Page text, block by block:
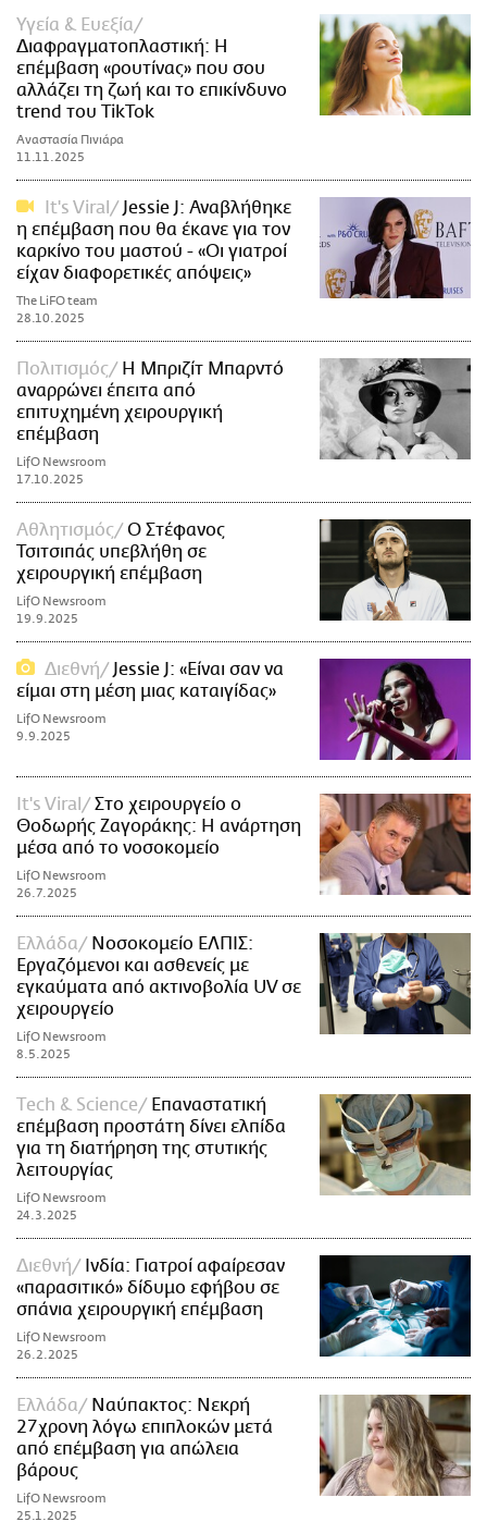
Υγεία & Ευεξία
Διαφραγματοπλαστική: Η
επέμβαση «ρουτίνας» που σου
αλλάζει τη ζωή και το επικίνδυνο
trend του TikTok
Αναστασία Πινιάρα
11.11.2025
It's Viral
Jessie J: Αναβλήθηκε
η επέμβαση που θα έκανε για τον
καρκίνο του μαστού - «Οι γιατροί
είχαν διαφορετικές απόψεις»
The LiFO team
28.10.2025
Πολιτισμός
Η Μπριζίτ Μπαρντό
αναρρώνει έπειτα από
επιτυχημένη χειρουργική
επέμβαση
LifO Newsroom
17.10.2025
Αθλητισμός
Ο Στέφανος
Τσιτσιπάς υπεβλήθη σε
χειρουργική επέμβαση
LifO Newsroom
19.9.2025
Διεθνή
Jessie J: «Είναι σαν να
είμαι στη μέση μιας καταιγίδας»
LifO Newsroom
9.9.2025
It's Viral
Στο χειρουργείο ο
Θοδωρής Ζαγοράκης: Η ανάρτηση
μέσα από το νοσοκομείο
LifO Newsroom
26.7.2025
Ελλάδα
Νοσοκομείο ΕΛΠΙΣ:
Εργαζόμενοι και ασθενείς με
εγκαύματα από ακτινοβολία UV σε
χειρουργείο
LifO Newsroom
8.5.2025
Τech & Science
Επαναστατική
επέμβαση προστάτη δίνει ελπίδα
για τη διατήρηση της στυτικής
λειτουργίας
LifO Newsroom
24.3.2025
Διεθνή
Ινδία: Γιατροί αφαίρεσαν
«παρασιτικό» δίδυμο εφήβου σε
σπάνια χειρουργική επέμβαση
LifO Newsroom
26.2.2025
Ελλάδα
Ναύπακτος: Νεκρή
27χρονη λόγω επιπλοκών μετά
από επέμβαση για απώλεια
βάρους
LifO Newsroom
25.1.2025